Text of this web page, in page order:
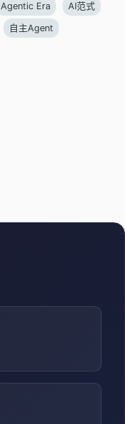
Agentic Era AI范式
自主Agent